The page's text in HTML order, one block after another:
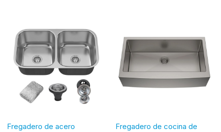
Fregadero de acero
Fregadero de cocina de